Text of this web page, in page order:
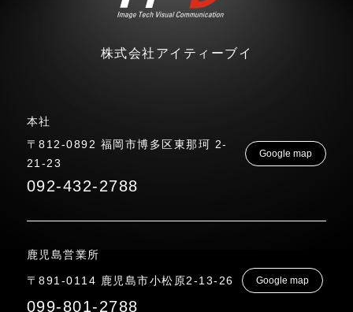
株式会社アイティーブイ
本社
〒812-0892 福岡市博多区東那珂 2-
21-23
Google map
092-432-2788
鹿児島営業所
〒891-0114 鹿児島市小松原2-13-26 Google map
099-801-2788